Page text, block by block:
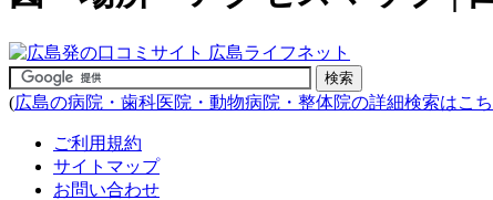
(広島の病院・歯科医院・動物病院・整体院の詳細検索はこ
ご利用規約
サイトマップ
お問い合わせ